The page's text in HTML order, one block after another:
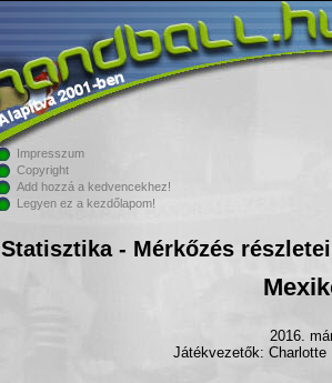
Impresszum
Copyright
Add hozzá a kedvencekhez!
Legyen ez a kezdőlapom!
Statisztika - Mérkőzés részletei
2016.
Játékvezetők: Charlotte